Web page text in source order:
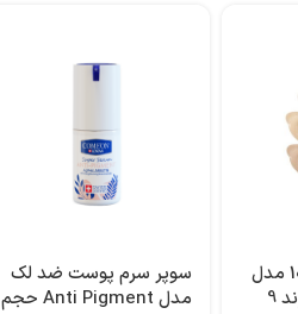
کانسیلر مای شماره 10 مدل
جنتل تاچ بلک دایموند 9
سوپر سرم پوست ضد لک
مدل Anti Pigment حجم